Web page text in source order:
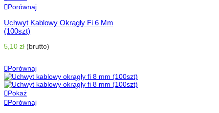
Porównaj
Uchwyt Kablowy Okrągły Fi 6 Mm
(100szt)
5,10 zł (brutto)
Porównaj
Pokaż
Porównaj